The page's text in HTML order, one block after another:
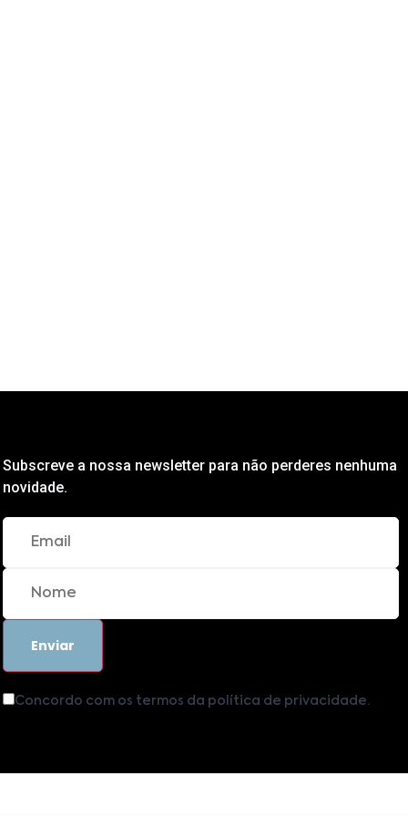
Subscreve a nossa newsletter para não perderes nenhuma
novidade.
Concordo com os termos da política de privacidade.